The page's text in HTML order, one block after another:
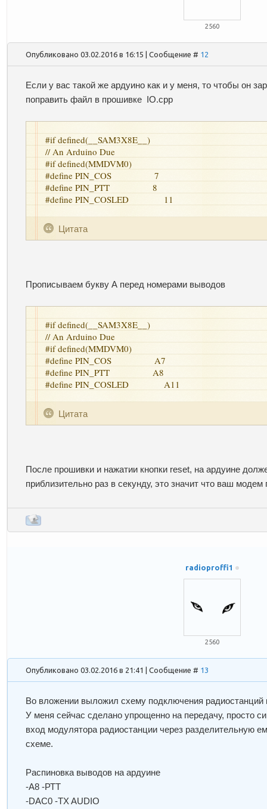
2560
Опубликовано 03.02.2016 в 16:15 | Сообщение # 12
Если у вас такой же ардуино как и у меня, то чтобы он
поправить файл в прошивке IO.cpp
Цитата
#if defined(__SAM3X8E__)
// An Arduino Due
#if defined(MMDVM0)
#define PIN_COS 7
#define PIN_PTT 8
#define PIN_COSLED 11
Прописываем букву А перед номерами выводов
Цитата
#if defined(__SAM3X8E__)
// An Arduino Due
#if defined(MMDVM0)
#define PIN_COS A7
#define PIN_PTT A8
#define PIN_COSLED A11
После прошивки и нажатии кнопки reset, на ардуине
приблизительно раз в секунду, это значит что ваш модем
radioproffi1
2560
Опубликовано 03.02.2016 в 21:41 | Сообщение # 13
Во вложении выложил схему подключения радиостанций
У меня сейчас сделано упрощенно на передачу, просто
вход модулятора радиостанции через разделительную
схеме.
Распиновка выводов на ардуине
-А8 -РТТ
-DAC0 -TX AUDIO